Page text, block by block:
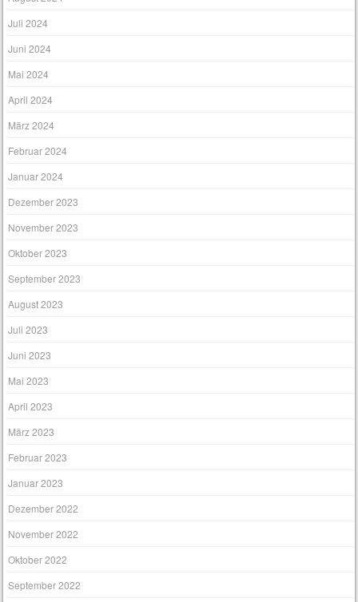
Juli 2024
Juni 2024
Mai 2024
April 2024
März 2024
Februar 2024
Januar 2024
Dezember 2023
November 2023
Oktober 2023
September 2023
August 2023
Juli 2023
Juni 2023
Mai 2023
April 2023
März 2023
Februar 2023
Januar 2023
Dezember 2022
November 2022
Oktober 2022
September 2022